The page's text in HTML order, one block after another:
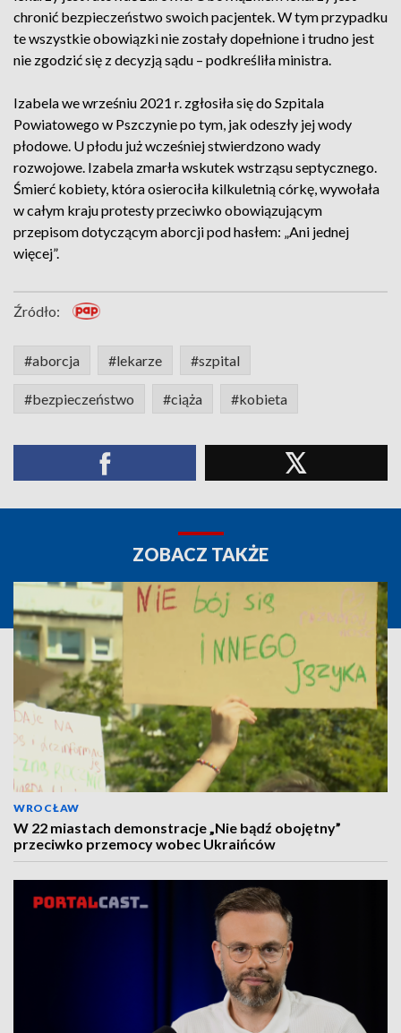
chronić bezpieczeństwo swoich pacjentek. W tym przypadku
te wszystkie obowiązki nie zostały dopełnione i trudno jest
nie zgodzić się z decyzją sądu – podkreśliła ministra.
Izabela we wrześniu 2021 r. zgłosiła się do Szpitala
Powiatowego w Pszczynie po tym, jak odeszły jej wody
płodowe. U płodu już wcześniej stwierdzono wady
rozwojowe. Izabela zmarła wskutek wstrząsu septycznego.
Śmierć kobiety, która osierociła kilkuletnią córkę, wywołała
w całym kraju protesty przeciwko obowiązującym
przepisom dotyczącym aborcji pod hasłem: „Ani jednej
więcej”.
Źródło:
#aborcja #lekarze #szpital
#bezpieczeństwo #ciąża #kobieta
ZOBACZ TAKŻE
WROCŁAW
W 22 miastach demonstracje „Nie bądź obojętny”
przeciwko przemocy wobec Ukraińców